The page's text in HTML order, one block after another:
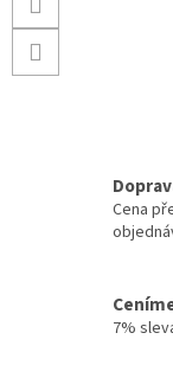
Cena
7%